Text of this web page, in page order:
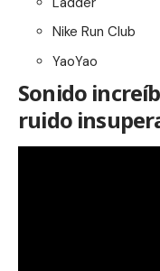
Nike Run Club
YaoYao
Sonido
ruido